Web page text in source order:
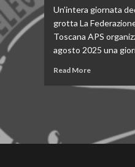
Un’intera giornata
grotta La
Toscana APS
agosto 2025 una
Read More